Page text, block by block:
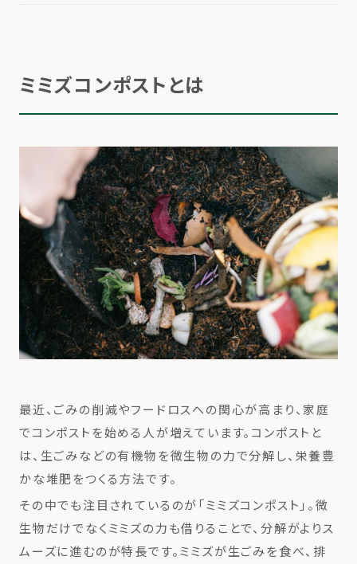
ミミズコンポストとは
最近、ごみの削減やフードロスへの関心が高まり、家庭
でコンポストを始める人が増えています。コンポストと
は、生ごみなどの有機物を微生物の力で分解し、栄養豊
かな堆肥をつくる方法です。
その中でも注目されているのが「ミミズコンポスト」。微
生物だけでなくミミズの力も借りることで、分解がよりス
ムーズに進むのが特長です。ミミズが生ごみを食べ、排